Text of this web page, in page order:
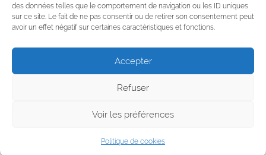
des données telles que le comportement de navigation ou les ID uniques
sur ce site. Le fait de ne pas consentir ou de retirer son consentement peut
avoir un effet négatif sur certaines caractéristiques et fonctions.
Accepter
Refuser
Voir les préférences
Politique de cookies
FACEBOOK